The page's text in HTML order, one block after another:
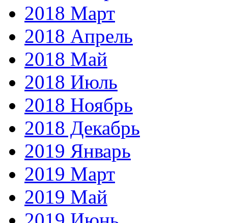
2018 Март
2018 Апрель
2018 Май
2018 Июль
2018 Ноябрь
2018 Декабрь
2019 Январь
2019 Март
2019 Май